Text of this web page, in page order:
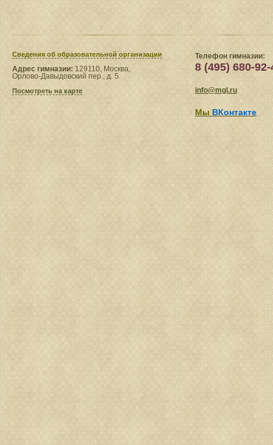
Сведения​ об образовательной организации
Адрес гимназии: 129110, Москва,
Орлово-Давыдовский пер., д. 5.
Посмотреть на карте
Телефон гимназии:
8 (495) 680-92-
info@mgl.ru
Мы ВКонтакте